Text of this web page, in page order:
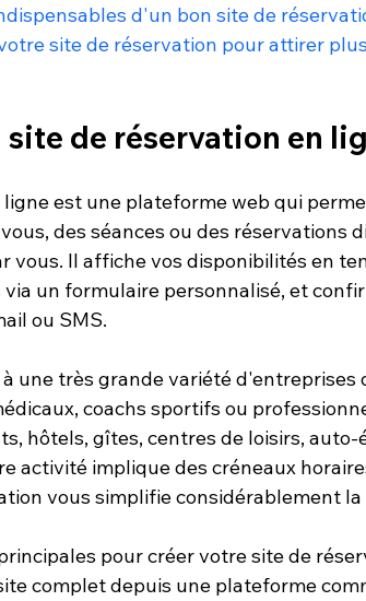
d'un bon site de
site de réservation pour attirer
de réservation en
est une plateforme web qui
des séances ou des réservations
vous. Il affiche vos disponibilités en
un formulaire personnalisé, et
ou SMS.
une très grande variété d'entreprises
coachs sportifs ou
hôtels, gîtes, centres de loisirs,
activité implique des créneaux
vous simplifie considérablement la
pour créer votre site de
complet depuis une plateforme